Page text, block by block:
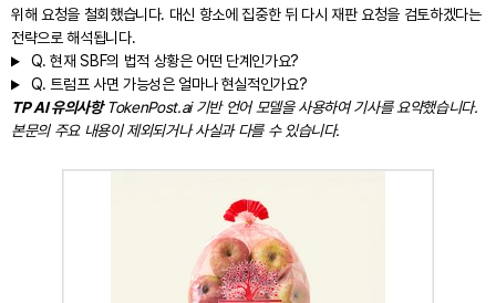
위해 요청을 철회했습니다. 대신 항소에 집중한 뒤 다시 재판 요청을 검토하겠다는
전략으로 해석됩니다.
Q. 현재 SBF의 법적 상황은 어떤 단계인가요?
Q. 트럼프 사면 가능성은 얼마나 현실적인가요?
TP AI 유의사항TokenPost.ai 기반 언어 모델을 사용하여 기사를 요약했습니다.
본문의 주요 내용이 제외되거나 사실과 다를 수 있습니다.